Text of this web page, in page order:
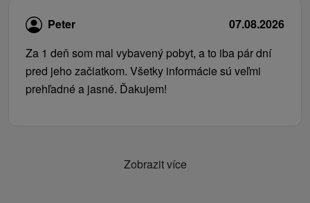
Peter
07.08.2026
Za 1 deň som mal vybavený pobyt, a to iba pár dní
pred jeho začiatkom. Všetky informácie sú veľmi
prehľadné a jasné. Ďakujem!
Zobrazit více